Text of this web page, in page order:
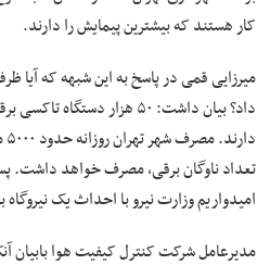
کار هستند که بیشترین پیمایش را دارند.
میرزایی قمی در پاسخ به این شبهه که آیا
تعداد ناوگان برقی، مصرف خواهد داشت.
‌امیدواریم وزارت نیرو با احداث یک
مدیرعامل شرکت کنترل کیفیت هوا بابیان